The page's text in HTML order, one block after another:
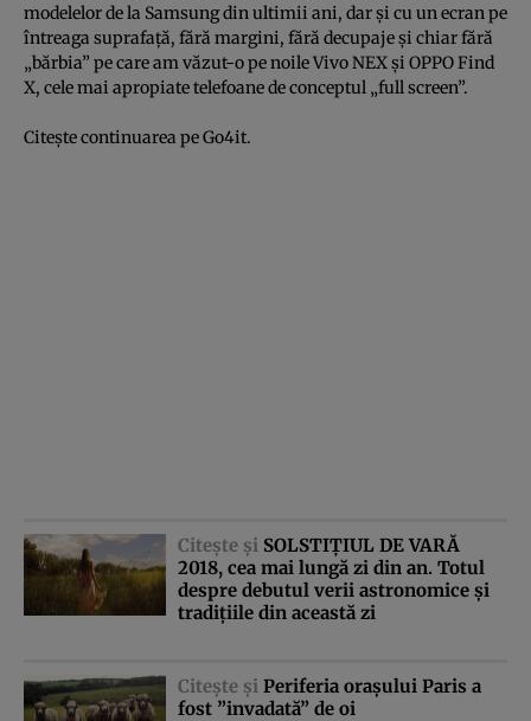
modelelor de la Samsung din ultimii ani, dar şi cu un ecran pe
întreaga suprafaţă, fără margini, fără decupaje şi chiar fără
„bărbia” pe care am văzut-o pe noile Vivo NEX şi OPPO Find
X, cele mai apropiate telefoane de conceptul „full screen”.
Citeşte continuarea peGo4it.
Citeşte şi SOLSTIŢIUL DE VARĂ
2018, cea mai lungă zi din an. Totul
despre debutul verii astronomice şi
tradiţiile din această zi
Citeşte şi Periferia oraşului Paris a
fost ”invadată” de oi